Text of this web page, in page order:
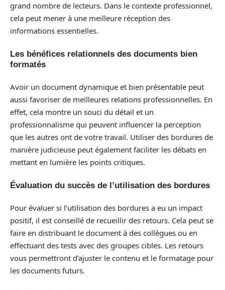
grand nombre de lecteurs. Dans le contexte professionnel,
cela peut mener à une meilleure réception des
informations essentielles.
Les bénéfices relationnels des documents bien
formatés
Avoir un document dynamique et bien présentable peut
aussi favoriser de meilleures relations professionnelles. En
effet, cela montre un souci du détail et un
professionnalisme qui peuvent influencer la perception
que les autres ont de votre travail. Utiliser des bordures de
manière judicieuse peut également faciliter les débats en
mettant en lumière les points critiques.
Évaluation du succès de l’utilisation des bordures
Pour évaluer si l’utilisation des bordures a eu un impact
positif, il est conseillé de recueillir des retours. Cela peut se
faire en distribuant le document à des collègues ou en
effectuant des tests avec des groupes cibles. Les retours
vous permettront d’ajuster le contenu et le formatage pour
les documents futurs.